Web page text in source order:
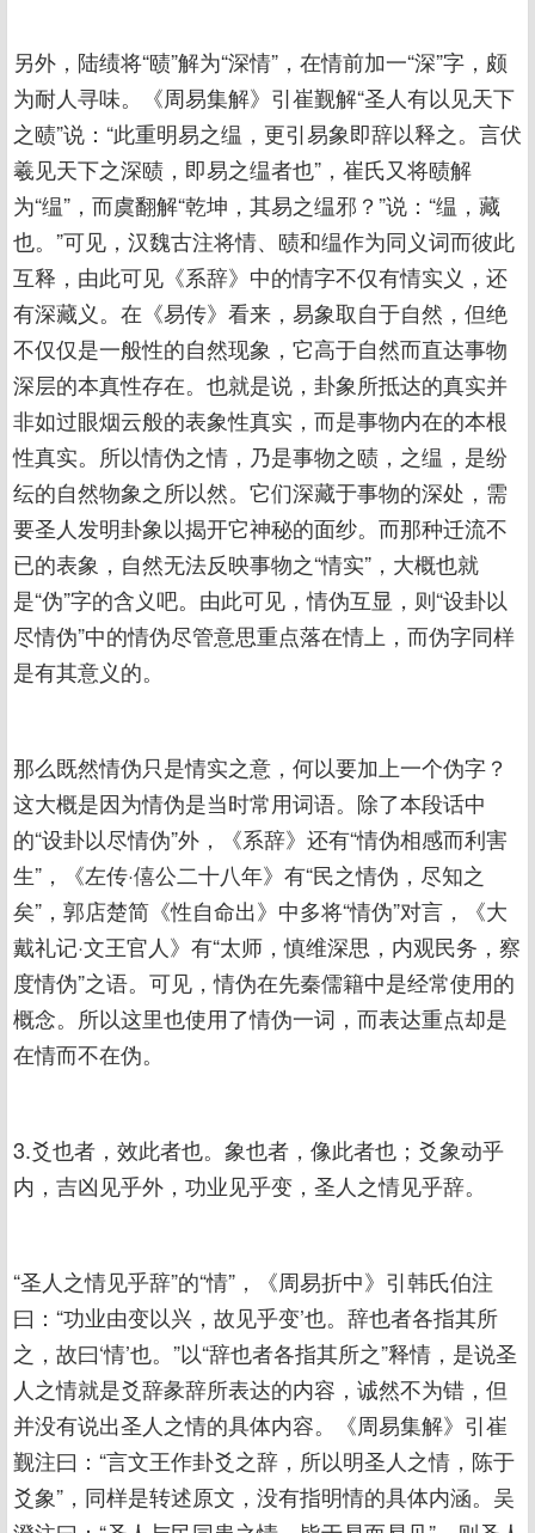
另外，陆绩将“赜”解为“深情”，在情前加一“深”字，颇
为耐人寻味。《周易集解》引崔觐解“圣人有以见天下
之赜”说：“此重明易之缊，更引易象即辞以释之。言伏
羲见天下之深赜，即易之缊者也”，崔氏又将赜解
为“缊”，而虞翻解“乾坤，其易之缊邪？”说：“缊，藏
也。”可见，汉魏古注将情、赜和缊作为同义词而彼此
互释，由此可见《系辞》中的情字不仅有情实义，还
有深藏义。在《易传》看来，易象取自于自然，但绝
不仅仅是一般性的自然现象，它高于自然而直达事物
深层的本真性存在。也就是说，卦象所抵达的真实并
非如过眼烟云般的表象性真实，而是事物内在的本根
性真实。所以情伪之情，乃是事物之赜，之缊，是纷
纭的自然物象之所以然。它们深藏于事物的深处，需
要圣人发明卦象以揭开它神秘的面纱。而那种迁流不
已的表象，自然无法反映事物之“情实”，大概也就
是“伪”字的含义吧。由此可见，情伪互显，则“设卦以
尽情伪”中的情伪尽管意思重点落在情上，而伪字同样
是有其意义的。
那么既然情伪只是情实之意，何以要加上一个伪字？
这大概是因为情伪是当时常用词语。除了本段话中
的“设卦以尽情伪”外，《系辞》还有“情伪相感而利害
生”，《左传·僖公二十八年》有“民之情伪，尽知之
矣”，郭店楚简《性自命出》中多将“情伪”对言，《大
戴礼记·文王官人》有“太师，慎维深思，内观民务，察
度情伪”之语。可见，情伪在先秦儒籍中是经常使用的
概念。所以这里也使用了情伪一词，而表达重点却是
在情而不在伪。
3.爻也者，效此者也。象也者，像此者也；爻象动乎
内，吉凶见乎外，功业见乎变，圣人之情见乎辞。
“圣人之情见乎辞”的“情”，《周易折中》引韩氏伯注
曰：“功业由变以兴，故见乎变’也。辞也者各指其所
之，故曰‘情’也。”以“辞也者各指其所之”释情，是说圣
人之情就是爻辞彖辞所表达的内容，诚然不为错，但
并没有说出圣人之情的具体内容。《周易集解》引崔
觐注曰：“言文王作卦爻之辞，所以明圣人之情，陈于
爻象”，同样是转述原文，没有指明情的具体内涵。吴